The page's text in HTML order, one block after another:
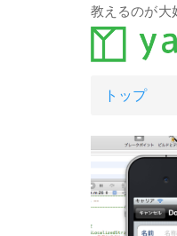
教えるのが大
トップ